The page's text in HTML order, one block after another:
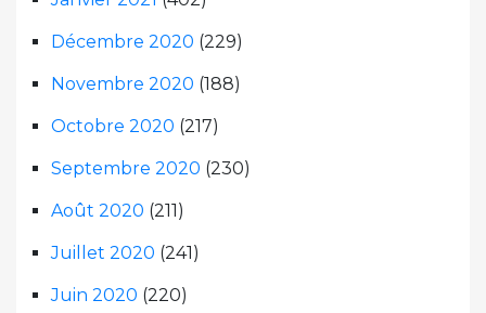
Décembre 2020 (229)
Novembre 2020 (188)
Octobre 2020 (217)
Septembre 2020 (230)
Août 2020 (211)
Juillet 2020 (241)
Juin 2020 (220)